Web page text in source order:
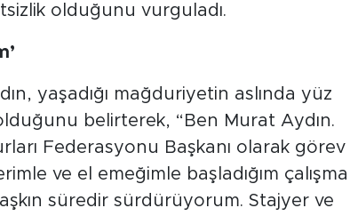
olduğunu vurguladı.
yaşadığı mağduriyetin aslında yüz
belirterek, “Ben Murat Aydın.
Federasyonu Başkanı olarak görev
ve el emeğimle başladığım çalışma
aşkın süredir sürdürüyorum. Stajyer ve